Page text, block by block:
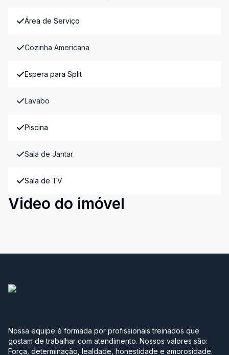
Área de Serviço
Cozinha Americana
Espera para Split
Lavabo
Piscina
Sala de Jantar
Sala de TV
Video do imóvel
Nossa equipe é formada por profissionais treinados que
gostam de trabalhar com atendimento. Nossos valores são:
Força, determinação, lealdade, honestidade e amorosidade.